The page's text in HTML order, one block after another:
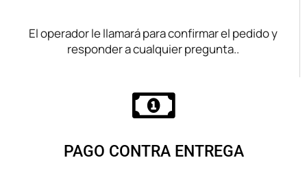
El operador le llamará para confirmar el pedido y
responder a cualquier pregunta..
PAGO CONTRA ENTREGA